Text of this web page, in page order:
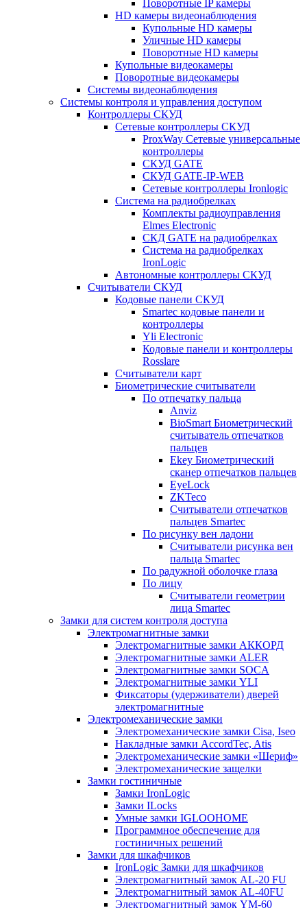
Поворотные IP камеры
HD камеры видеонаблюдения
Купольные HD камеры
Уличные HD камеры
Поворотные HD камеры
Купольные видеокамеры
Поворотные видеокамеры
Системы видеонаблюдения
Системы контроля и управления доступом
Контроллеры СКУД
Сетевые контроллеры СКУД
ProxWay Сетевые универсальные
контроллеры
СКУД GATE
СКУД GATE-IP-WEB
Сетевые контроллеры Ironlogic
Система на радиобрелках
Комплекты радиоуправления
Elmes Electronic
СКД GATE на радиобрелках
Система на радиобрелках
IronLogic
Автономные контроллеры СКУД
Считыватели СКУД
Кодовые панели СКУД
Smartec кодовые панели и
контроллеры
Yli Electronic
Кодовые панели и контроллеры
Rosslare
Считыватели карт
Биометрические считыватели
По отпечатку пальца
Anviz
BioSmart Биометрический
считыватель отпечатков
пальцев
Ekey Биометрический
сканер отпечатков пальцев
EyeLock
ZKTeco
Считыватели отпечатков
пальцев Smartec
По рисунку вен ладони
Считыватели рисунка вен
пальца Smartec
По радужной оболочке глаза
По лицу
Считыватели геометрии
лица Smartec
Замки для систем контроля доступа
Электромагнитные замки
Электромагнитные замки АККОРД
Электромагнитные замки ALER
Электромагнитные замки SOCA
Электромагнитные замки YLI
Фиксаторы (удерживатели) дверей
электромагнитные
Электромеханические замки
Электромеханические замки Cisa, Iseo
Накладные замки AccordTec, Atis
Электромеханические замки «Шериф»
Электромеханические защелки
Замки гостиничные
Замки IronLogic
Замки ILocks
Умные замки IGLOOHOME
Программное обеспечение для
гостиничных решений
Замки для шкафчиков
IronLogic Замки для шкафчиков
Электромагнитный замок AL-20 FU
Электромагнитный замок AL-40FU
Электромагнитный замок YM-60